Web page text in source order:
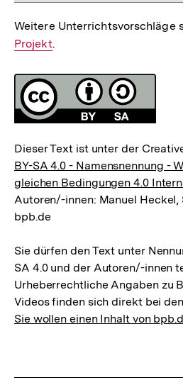
Weitere Unterrichtsvorschläge
Projekt.
Fussnoten
Lizenz
Dieser Text ist unter der
BY-SA 4.0 - Namensnennung -
gleichen Bedingungen 4.0
Autoren/-innen: Manuel Heckel,
bpb.de
Sie dürfen den Text unter
SA 4.0 und der Autoren/-innen
Urheberrechtliche Angaben zu
Videos finden sich direkt bei
Sie wollen einen Inhalt von